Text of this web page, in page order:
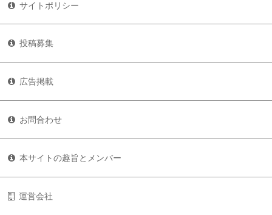
サイトポリシー
投稿募集
広告掲載
お問合わせ
本サイトの趣旨とメンバー
運営会社